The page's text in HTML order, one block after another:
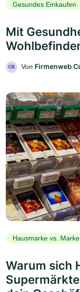
Gesundes Einkaufen
Mit
CB Von Firmenweb
Hausmarke vs.
Warum sich